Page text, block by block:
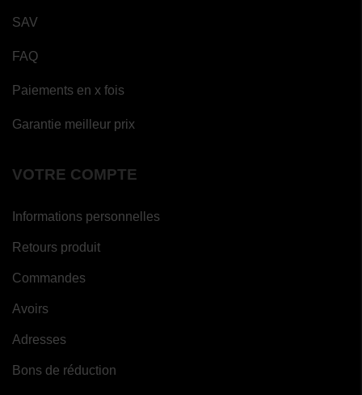
(4
SAV
FAQ
Paiements en x fois
Garantie meilleur prix
VOTRE COMPTE
Informations personnelles
Retours produit
Commandes
Avoirs
Adresses
Bons de réduction